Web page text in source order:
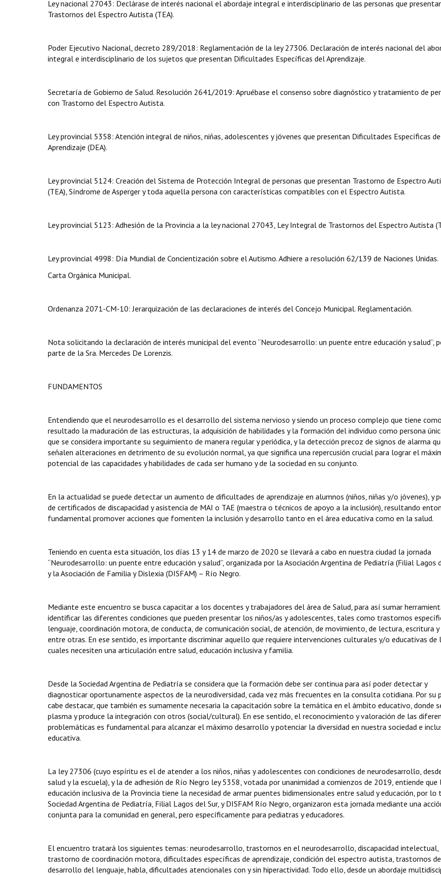
Ley nacional 27043: Declárase de interés nacional el abordaje integral e interdisciplinario de las personas que
Trastornos del Espectro Autista (TEA).
Poder Ejecutivo Nacional, decreto 289/2018: Reglamentación de la ley 27306. Declaración de interés nacional del
integral e interdisciplinario de los sujetos que presentan Dificultades Específicas del Aprendizaje.
Secretaría de Gobierno de Salud. Resolución 2641/2019: Apruébase el consenso sobre diagnóstico y tratamiento de
con Trastorno del Espectro Autista.
Ley provincial 5358: Atención integral de niños, niñas, adolescentes y jóvenes que presentan Dificultades Específicas
Aprendizaje (DEA).
Ley provincial 5124: Creación del Sistema de Protección Integral de personas que presentan Trastorno de Espectro
(TEA), Síndrome de Asperger y toda aquella persona con características compatibles con el Espectro Autista.
Ley provincial 5123: Adhesión de la Provincia a la ley nacional 27043, Ley Integral de Trastornos del Espectro Autista
Ley provincial 4998: Día Mundial de Concientización sobre el Autismo. Adhiere a resolución 62/139 de Naciones Unidas.
Carta Orgánica Municipal.
Ordenanza 2071-CM-10: Jerarquización de las declaraciones de interés del Concejo Municipal. Reglamentación.
Nota solicitando la declaración de interés municipal del evento “Neurodesarrollo: un puente entre educación y salud”,
parte de la Sra. Mercedes De Lorenzis.
FUNDAMENTOS
Entendiendo que el neurodesarrollo es el desarrollo del sistema nervioso y siendo un proceso complejo que tiene como
resultado la maduración de las estructuras, la adquisición de habilidades y la formación del individuo como persona
que se considera importante su seguimiento de manera regular y periódica, y la detección precoz de signos de alarma
señalen alteraciones en detrimento de su evolución normal, ya que significa una repercusión crucial para lograr el
potencial de las capacidades y habilidades de cada ser humano y de la sociedad en su conjunto.
En la actualidad se puede detectar un aumento de dificultades de aprendizaje en alumnos (niños, niñas y/o jóvenes), y
de certificados de discapacidad y asistencia de MAI o TAE (maestra o técnicos de apoyo a la inclusión), resultando
fundamental promover acciones que fomenten la inclusión y desarrollo tanto en el área educativa como en la salud.
Teniendo en cuenta esta situación, los días 13 y 14 de marzo de 2020 se llevará a cabo en nuestra ciudad la jornada
“Neurodesarrollo: un puente entre educación y salud”, organizada por la Asociación Argentina de Pediatría (Filial Lagos
y la Asociación de Familia y Dislexia (DISFAM) – Río Negro.
Mediante este encuentro se busca capacitar a los docentes y trabajadores del área de Salud, para así sumar
identificar las diferentes condiciones que pueden presentar los niños/as y adolescentes, tales como trastornos
lenguaje, coordinación motora, de conducta, de comunicación social, de atención, de movimiento, de lectura, escritura
entre otras. En ese sentido, es importante discriminar aquello que requiere intervenciones culturales y/o educativas de
cuales necesiten una articulación entre salud, educación inclusiva y familia.
Desde la Sociedad Argentina de Pediatría se considera que la formación debe ser continua para así poder detectar y
diagnosticar oportunamente aspectos de la neurodiversidad, cada vez más frecuentes en la consulta cotidiana. Por su
cabe destacar, que también es sumamente necesaria la capacitación sobre la temática en el ámbito educativo, donde
plasma y produce la integración con otros (social/cultural). En ese sentido, el reconocimiento y valoración de las
problemáticas es fundamental para alcanzar el máximo desarrollo y potenciar la diversidad en nuestra sociedad e
educativa.
La ley 27306 (cuyo espíritu es el de atender a los niños, niñas y adolescentes con condiciones de neurodesarrollo,
salud y la escuela), y la de adhesión de Río Negro ley 5358, votada por unanimidad a comienzos de 2019, entiende que
educación inclusiva de la Provincia tiene la necesidad de armar puentes bidimensionales entre salud y educación, por
Sociedad Argentina de Pediatría, Filial Lagos del Sur, y DISFAM Río Negro, organizaron esta jornada mediante una
conjunta para la comunidad en general, pero específicamente para pediatras y educadores.
El encuentro tratará los siguientes temas: neurodesarrollo, trastornos en el neurodesarrollo, discapacidad intelectual,
trastorno de coordinación motora, dificultades específicas de aprendizaje, condición del espectro autista, trastornos de
desarrollo del lenguaje, habla, dificultades atencionales con y sin hiperactividad. Todo ello, desde un abordaje